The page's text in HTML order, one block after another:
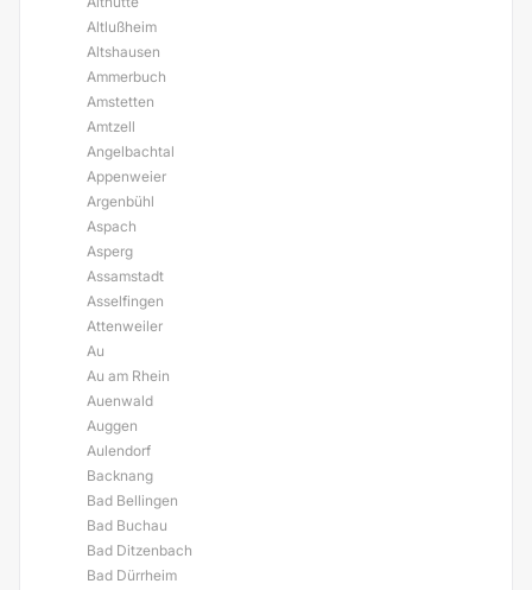
Altlußheim
Altshausen
Ammerbuch
Amstetten
Amtzell
Angelbachtal
Appenweier
Argenbühl
Aspach
Asperg
Assamstadt
Asselfingen
Attenweiler
Au
Au am Rhein
Auenwald
Auggen
Aulendorf
Backnang
Bad Bellingen
Bad Buchau
Bad Ditzenbach
Bad Dürrheim